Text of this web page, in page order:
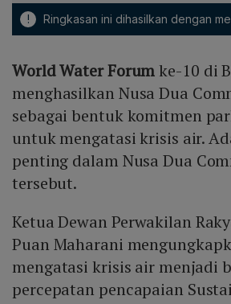
! Ringkasan ini dihasilkan dengan
World Water Forumke-10 di
menghasilkan Nusa Dua
sebagai bentuk komitmen
untuk mengatasi krisis air.
penting dalam Nusa Dua
tersebut.
Ketua Dewan Perwakilan
Puan Maharani
mengatasi krisis air menjadi
percepatan pencapaian